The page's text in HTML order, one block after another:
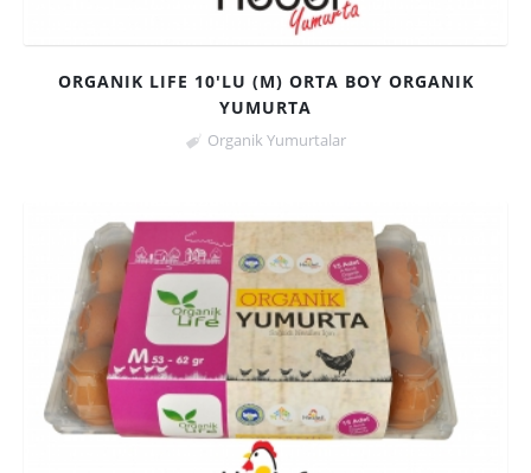
ORGANIK LIFE 10'LU (M) ORTA BOY ORGANIK
YUMURTA
Organik Yumurtalar